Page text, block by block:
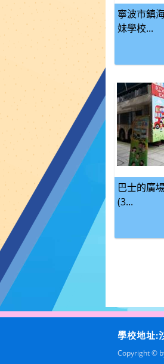
寧波市鎮
妹學校...
巴士的廣
(3...
學校地址:
Copyright ©